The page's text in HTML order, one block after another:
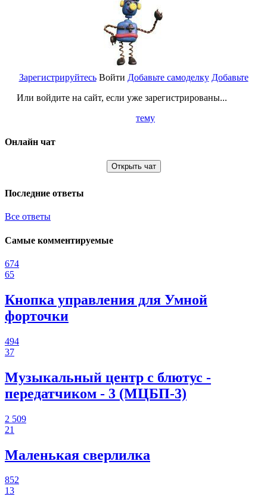
Зарегистрируйтесь
Или войдите на сайт, если уже зарегистрированы...
Войти Добавьте самоделку Добавьте
тему
Онлайн чат
Открыть чат
Последние ответы
Все ответы
Самые комментируемые
674
65
Кнопка управления для Умной
форточки
494
37
Музыкальный центр с блютус -
передатчиком - 3 (МЦБП-3)
2 509
21
Маленькая сверлилка
852
13